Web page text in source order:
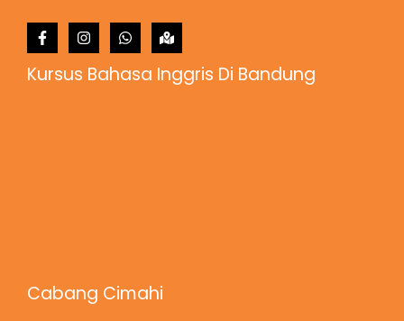
Kursus Bahasa Inggris Di Bandung
Cabang Cimahi